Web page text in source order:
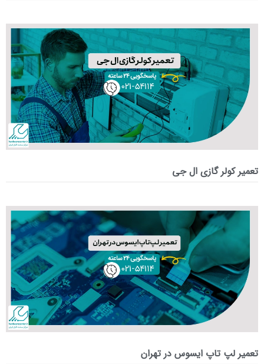
تعمیر کولر گازی ال جی
تعمیر لپ‌ تاپ ایسوس در تهران